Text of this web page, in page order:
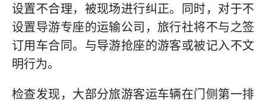
设置不合理，被现场进行纠正。同时，对于不
设置导游专座的运输公司，旅行社将不与之签
订用车合同。与导游抢座的游客或被记入不文
明行为。
检查发现，大部分旅游客运车辆在门侧第一排